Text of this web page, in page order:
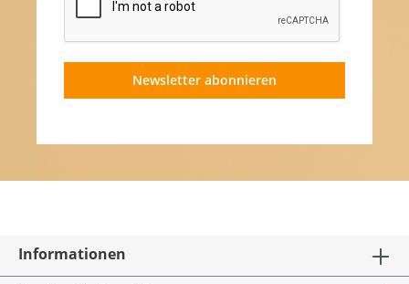
Newsletter abonnieren
Informationen